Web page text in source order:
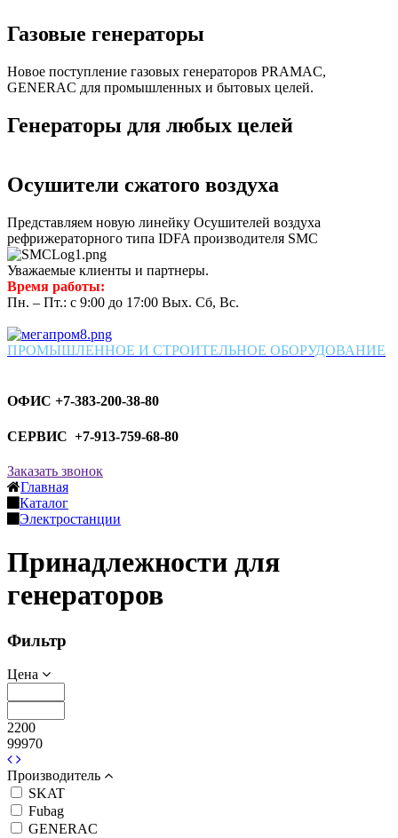
Газовые генераторы
Новое поступление газовых генераторов PRAMAC,
GENERAC для промышленных и бытовых целей.
Генераторы для любых целей
Осушители сжатого воздуха
Представляем новую линейку Осушителей воздуха
рефрижераторного типа IDFA производителя SMC
Уважаемые клиенты и партнеры.
Время работы:
Пн. – Пт.: с 9:00 до 17:00 Вых. Сб, Вс.
ПРОМЫШЛЕННОЕ И СТРОИТЕЛЬНОЕ ОБОРУДОВАНИЕ
ОФИС +7-383-200-38-80
СЕРВИС +7-913-759-68-80
Заказать звонок
Главная
Каталог
Электростанции
Принадлежности для
генераторов
Фильтр
Цена
2200
99970
Производитель
SKAT
Fubag
GENERAC